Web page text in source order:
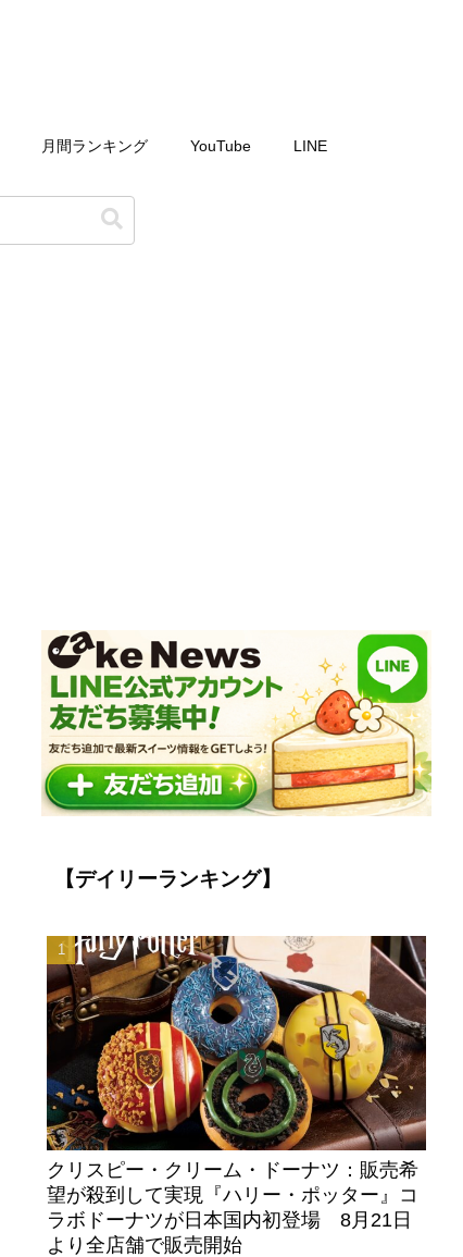
月間ランキング YouTube LINE
【デイリーランキング】
クリスピー・クリーム・ドーナツ：販売希
望が殺到して実現『ハリー・ポッター』コ
ラボドーナツが日本国内初登場 8月21日
より全店舗で販売開始